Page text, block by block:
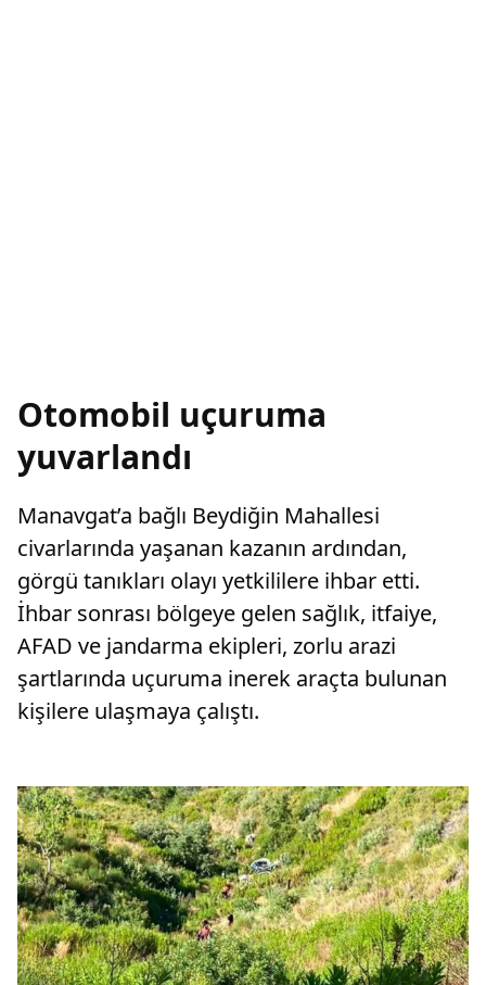
Otomobil uçuruma
yuvarlandı
Manavgat’a bağlı Beydiğin Mahallesi
civarlarında yaşanan kazanın ardından,
görgü tanıkları olayı yetkililere ihbar etti.
İhbar sonrası bölgeye gelen sağlık, itfaiye,
AFAD ve jandarma ekipleri, zorlu arazi
şartlarında uçuruma inerek araçta bulunan
kişilere ulaşmaya çalıştı.